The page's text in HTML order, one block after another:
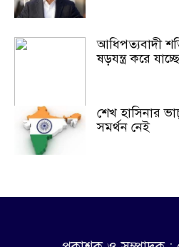
আধিপত্যবাদী
ষড়যন্ত্র করে যাচ্ছে
শেখ হাসিনার
সমর্থন নেই